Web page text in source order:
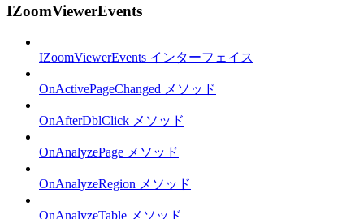
IZoomViewerEvents
IZoomViewerEvents インターフェイス
OnActivePageChanged メソッド
OnAfterDblClick メソッド
OnAnalyzePage メソッド
OnAnalyzeRegion メソッド
OnAnalyzeTable メソッド